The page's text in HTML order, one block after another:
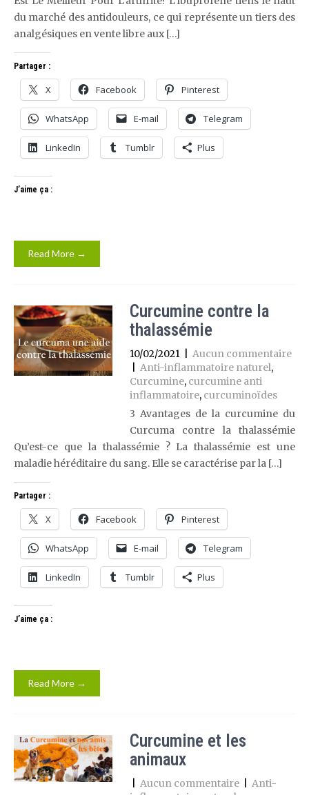
du marché des antidouleurs, ce qui représente un tiers des
analgésiques en vente libre aux […]
Partager :
X Facebook Pinterest
WhatsApp E-mail Telegram
LinkedIn Tumblr Plus
J’aime ça :
Read More →
Curcumine contre la
thalassémie
10/02/2021
Aucun commentaire
Anti-inflammatoire naturel,
Curcumine, curcumine anti
inflammatoire, curcuminoïdes
3 Avantages de la curcumine du
Curcuma contre la thalassémie
Qu’est-ce que la thalassémie ? La thalassémie est une
maladie héréditaire du sang. Elle se caractérise par la […]
Partager :
X Facebook Pinterest
WhatsApp E-mail Telegram
LinkedIn Tumblr Plus
J’aime ça :
Read More →
Curcumine et les
animaux
Aucun commentaire
Anti-